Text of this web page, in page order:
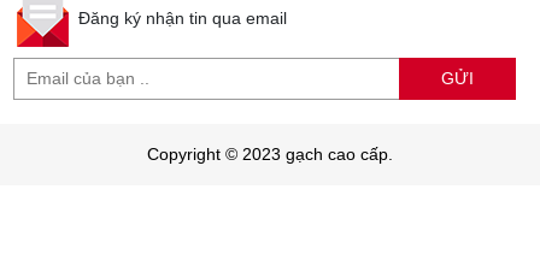
Đăng ký nhận tin qua email
GỬI
Copyright © 2023 gạch cao cấp.